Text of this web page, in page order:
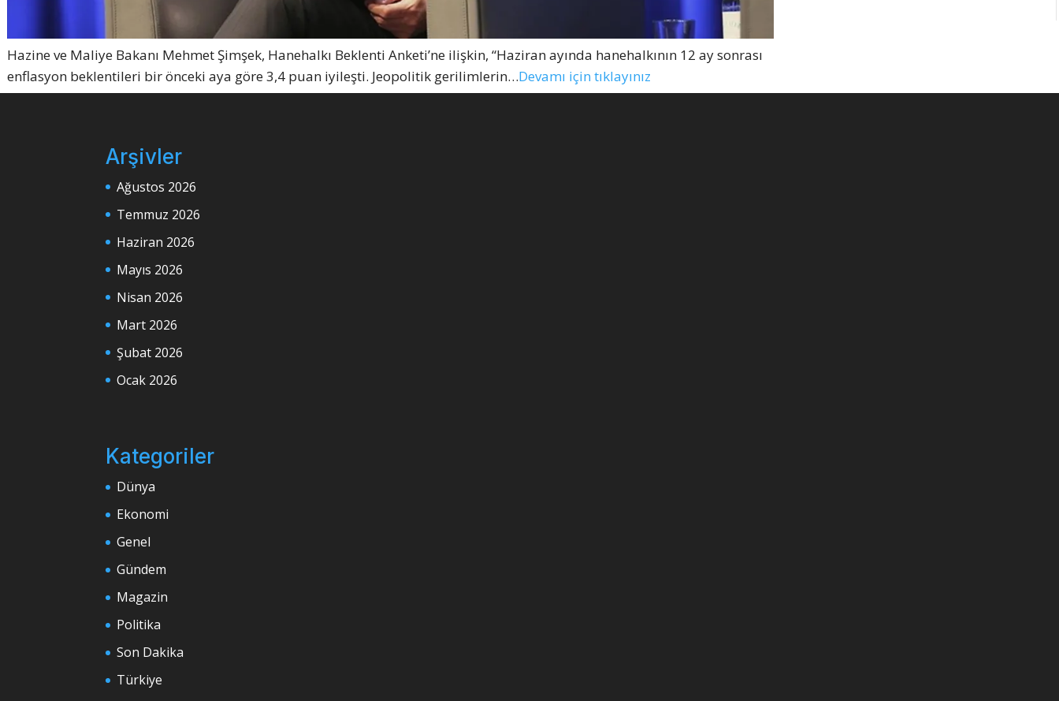
Hazine ve Maliye Bakanı Mehmet Şimşek, Hanehalkı Beklenti Anketi’ne ilişkin, “Haziran ayında hanehalkının 12 ay sonrası
enflasyon beklentileri bir önceki aya göre 3,4 puan iyileşti. Jeopolitik gerilimlerin…Devamı için tıklayınız
Arşivler
Ağustos 2026
Temmuz 2026
Haziran 2026
Mayıs 2026
Nisan 2026
Mart 2026
Şubat 2026
Ocak 2026
Kategoriler
Dünya
Ekonomi
Genel
Gündem
Magazin
Politika
Son Dakika
Türkiye